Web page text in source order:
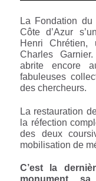
La Fondation du
Côte d’Azur
Henri Chrétien,
Charles
abrite encore
fabuleuses
des chercheurs.
La restauration
la réfection
des deux
mobilisation de
C’est la